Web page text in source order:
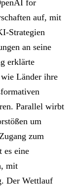
for
auf, mit
Strategien
an seine
erklärte
Länder ihre
Parallel wirbt
um
zum
es eine
mit
Der Wettlauf